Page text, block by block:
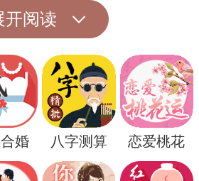
中得到更多的资源和支
示你应该更加努力去追求
。
开阅读
婚 八字测算 恋爱桃花